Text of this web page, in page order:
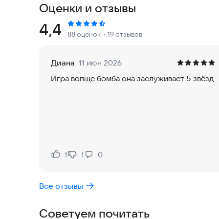
выполняйте интересные задания.
- Огромное количество самых разных врагов
интересных и забавных врагов.
- Большой игровой мир с различными
- Множество милых собак и кошек! Самые
Доберманов!
врагу.
https://squaredino.com/app-ads.txt
Оценки и отзывы
Рейтинг:
4,4 88 оценок ・19 отзывов
Диана 11 июн 2026
Игра вопще бомба она заслуживает 5 звёзд
Нравится:
1
Не нравится:
1 0
Все отзывы
Советуем почитать